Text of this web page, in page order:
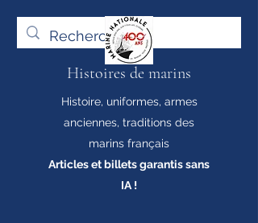
Histoires de marins
Histoire, uniformes, armes
anciennes, traditions des
marins français
Articles et billets garantis sans
IA !